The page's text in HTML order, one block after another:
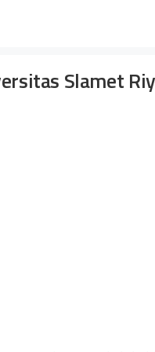
Slamet